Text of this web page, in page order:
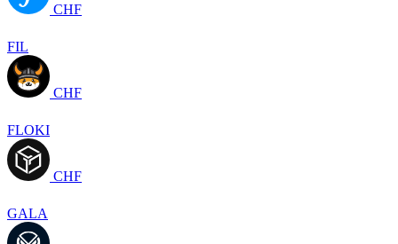
CHF
FIL
CHF
FLOKI
CHF
GALA